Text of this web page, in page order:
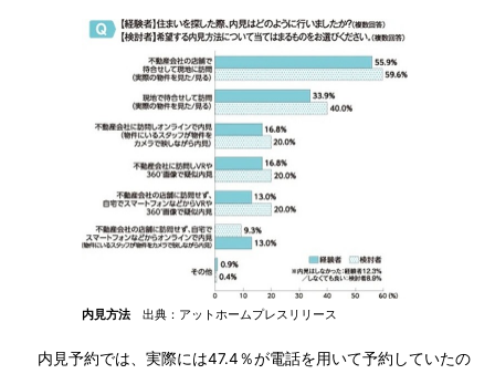
内見方法 出典：アットホームプレスリリース
内見予約では、実際には47.4％が電話を用いて予約していたの